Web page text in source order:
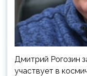
Дмитрий Рогозин
участвует в